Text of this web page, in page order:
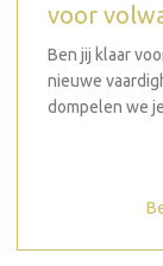
voor
Ben jij klaar
nieuwe
dompelen we